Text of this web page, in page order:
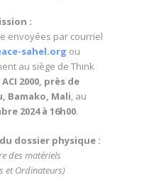
:
envoyées par courriel
sahel.org ou
au siège de Think
2000, près de
Bamako, Mali, au
2024 à 16h00.
dossier physique :
des matériels
et Ordinateurs)